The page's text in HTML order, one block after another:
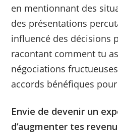
en mentionnant des
des présentations
influencé des décisions
racontant comment tu
négociations
accords bénéfiques
Envie de devenir un
d’augmenter tes